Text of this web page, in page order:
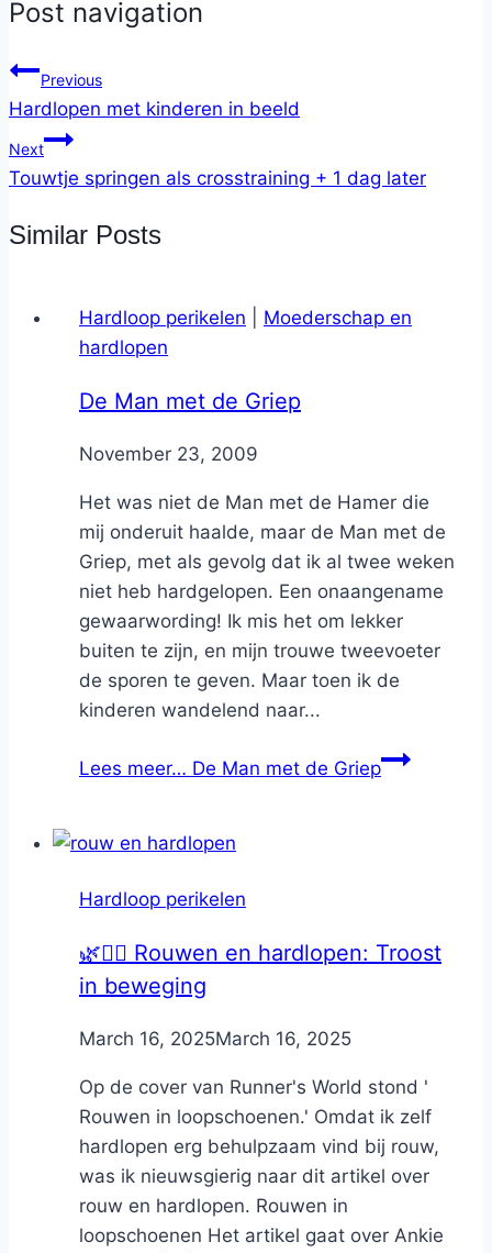
Post navigation
Previous
Hardlopen met kinderen in beeld
Next
Touwtje springen als crosstraining + 1 dag later
Similar Posts
Hardloop perikelen
Moederschap en
hardlopen
De Man met de Griep
ByNicole
November 23, 2009
Het was niet de Man met de Hamer die
mij onderuit haalde, maar de Man met de
Griep, met als gevolg dat ik al twee weken
niet heb hardgelopen. Een onaangename
gewaarwording! Ik mis het om lekker
buiten te zijn, en mijn trouwe tweevoeter
de sporen te geven. Maar toen ik de
kinderen wandelend naar...
Lees meer… De Man met de Griep
Hardloop perikelen
🌿🏃‍♀️ Rouwen en hardlopen: Troost
in beweging
ByNicole
March 16, 2025March 16, 2025
Op de cover van Runner's World stond '
Rouwen in loopschoenen.' Omdat ik zelf
hardlopen erg behulpzaam vind bij rouw,
was ik nieuwsgierig naar dit artikel over
rouw en hardlopen. Rouwen in
loopschoenen Het artikel gaat over Ankie